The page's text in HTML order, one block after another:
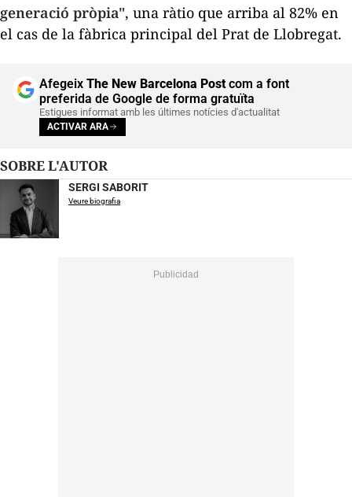
generació pròpia", una ràtio que arriba al 82% en
el cas de la fàbrica principal del Prat de Llobregat.
Afegeix The New Barcelona Postcom a font
preferida de Google de forma gratuïta
Estigues informat amb les últimes notícies d'actualitat
ACTIVAR ARA
SOBRE L'AUTOR
SERGI SABORIT
Veure biografia